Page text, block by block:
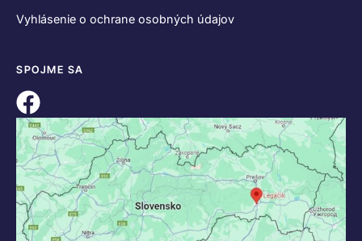
Vyhlásenie o ochrane osobných údajov
SPOJME SA